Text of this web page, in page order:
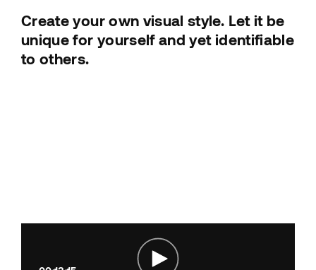
Create your own visual style. Let it be
unique for yourself and yet identifiable
to others.